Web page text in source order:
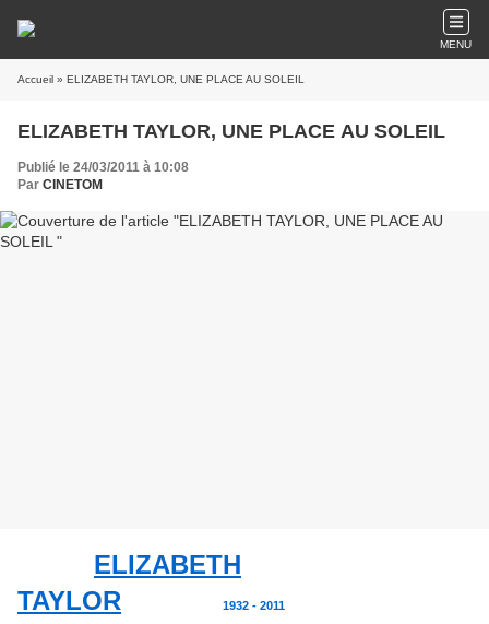
MENU
Accueil » ELIZABETH TAYLOR, UNE PLACE AU SOLEIL
ELIZABETH TAYLOR, UNE PLACE AU SOLEIL
Publié le 24/03/2011 à 10:08
Par CINETOM
ELIZABETH
TAYLOR
1932 - 2011